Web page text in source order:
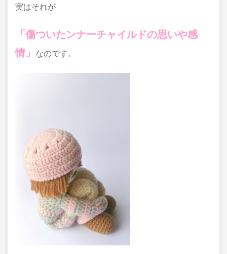
実はそれが
「傷ついたンナーチャイルドの思いや感
情」
なのです。